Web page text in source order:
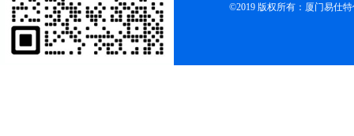
©2019 版权所有：厦门易仕